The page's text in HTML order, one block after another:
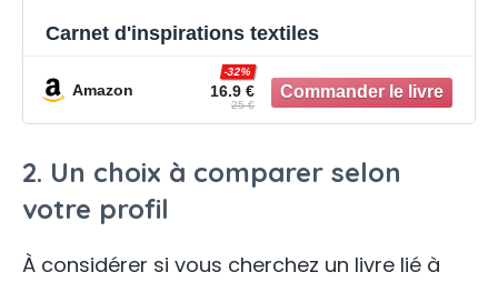
Carnet d'inspirations textiles
Amazon 16.9 €
-32%
25 €
2. Un choix à comparer selon
votre profil
À considérer si vous cherchez un livre lié à